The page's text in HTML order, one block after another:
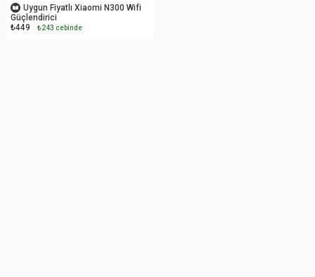
Uygun Fiyatlı Xiaomi N300 Wifi
Güçlendirici
₺449
₺243 cebinde